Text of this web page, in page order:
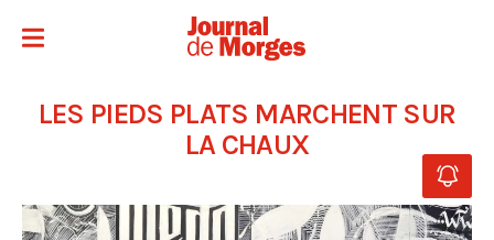
LES PIEDS PLATS MARCHENT SUR
LA CHAUX